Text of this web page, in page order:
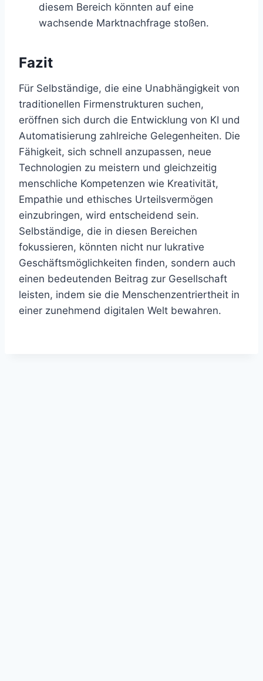
diesem Bereich könnten auf eine
wachsende Marktnachfrage stoßen.
Fazit
Für Selbständige, die eine Unabhängigkeit von
traditionellen Firmenstrukturen suchen,
eröffnen sich durch die Entwicklung von KI und
Automatisierung zahlreiche Gelegenheiten. Die
Fähigkeit, sich schnell anzupassen, neue
Technologien zu meistern und gleichzeitig
menschliche Kompetenzen wie Kreativität,
Empathie und ethisches Urteilsvermögen
einzubringen, wird entscheidend sein.
Selbständige, die in diesen Bereichen
fokussieren, könnten nicht nur lukrative
Geschäftsmöglichkeiten finden, sondern auch
einen bedeutenden Beitrag zur Gesellschaft
leisten, indem sie die Menschenzentriertheit in
einer zunehmend digitalen Welt bewahren.